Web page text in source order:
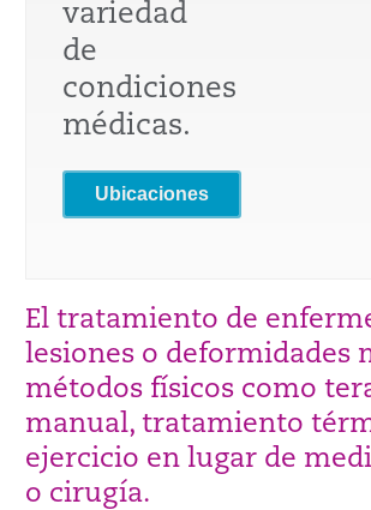
variedad
de
condiciones
médicas.
Ubicaciones
El tratamiento de
lesiones o deformidades
métodos físicos como
manual, tratamiento
ejercicio en lugar de
o cirugía.